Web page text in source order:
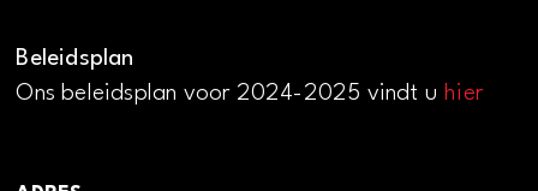
Beleidsplan
Ons beleidsplan voor 2024-2025 vindt uhier